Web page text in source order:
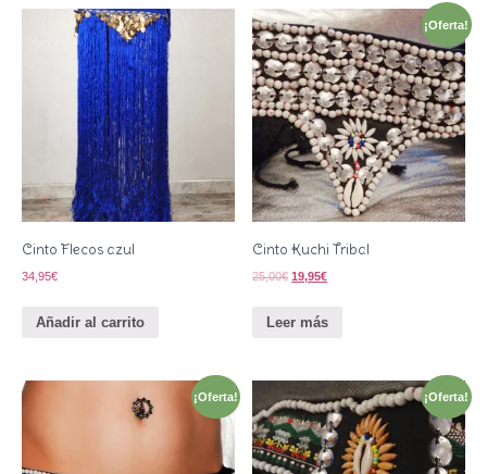
Cinto Flecos azul
34,95€
Añadir al carrito
¡Oferta!
Cinto Kuchi Tribal
25,00€ 19,95€
Leer más
¡Oferta! ¡Oferta!